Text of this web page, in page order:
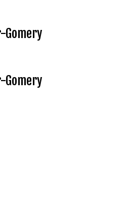
Gomery
Gomery